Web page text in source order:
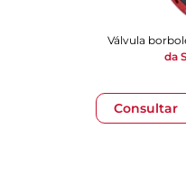
Consultar
Válvula
da